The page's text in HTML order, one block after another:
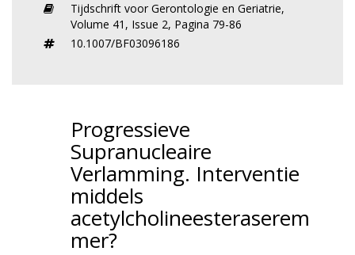
Tijdschrift voor Gerontologie en Geriatrie,
Volume 41, Issue 2, Pagina 79-86
10.1007/BF03096186
Progressieve
Supranucleaire
Verlamming. Interventie
middels
acetylcholineesteraserem
mer?